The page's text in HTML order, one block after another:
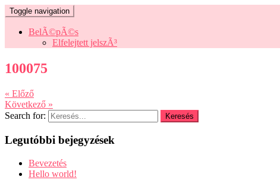
Toggle navigation
BelÃ©pÃ©s
Elfelejtett jelszÃ³
100075
« Előző
Következő »
Search for:
Legutóbbi bejegyzések
Bevezetés
Hello world!